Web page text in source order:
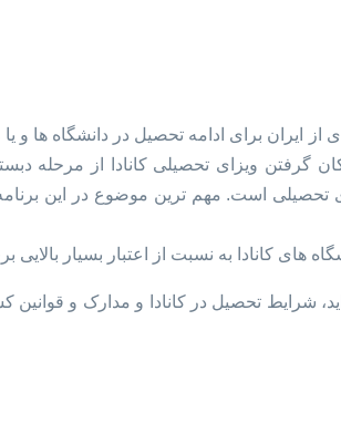
ایران برای ادامه تحصیل در دانشگاه ها
ویزای تحصیلی کانادا از مرحله
است. مهم ترین موضوع در این
های کانادا به نسبت از اعتبار بسیار بالایی
شرایط تحصیل در کانادا و مدارک و